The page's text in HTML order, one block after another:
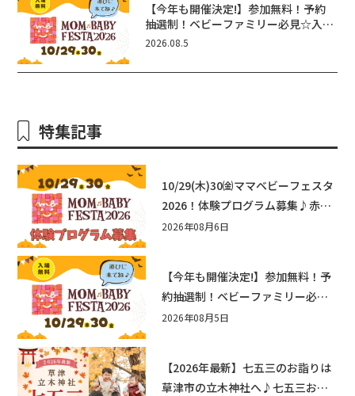
【今年も開催決定!】参加無料！予約
抽選制！ベビーファミリー必見☆入場
無料☆10/29(木)30(金)ママベビーフ
エリ守山
2026.08.5
特集記事
10/29(木)30㈮ママベビーフェスタ
2026！体験プログラム募集♪赤ち
ゃん向けイベントに出演しません
2026年08月6日
【今年も開催決定!】参加無料！予
約抽選制！ベビーファミリー必見
☆入場無料☆10/29(木)30(金)ママ
2026年08月5日
【2026年最新】七五三のお詣りは
草津市の立木神社へ♪七五三お祝